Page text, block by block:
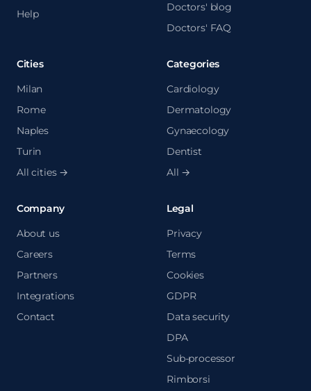
Help
Doctors' blog
Doctors' FAQ
Cities
Milan
Rome
Naples
Turin
All cities →
Categories
Cardiology
Dermatology
Gynaecology
Dentist
All →
Company
About us
Careers
Partners
Integrations
Contact
Legal
Privacy
Terms
Cookies
GDPR
Data security
DPA
Sub-processor
Rimborsi